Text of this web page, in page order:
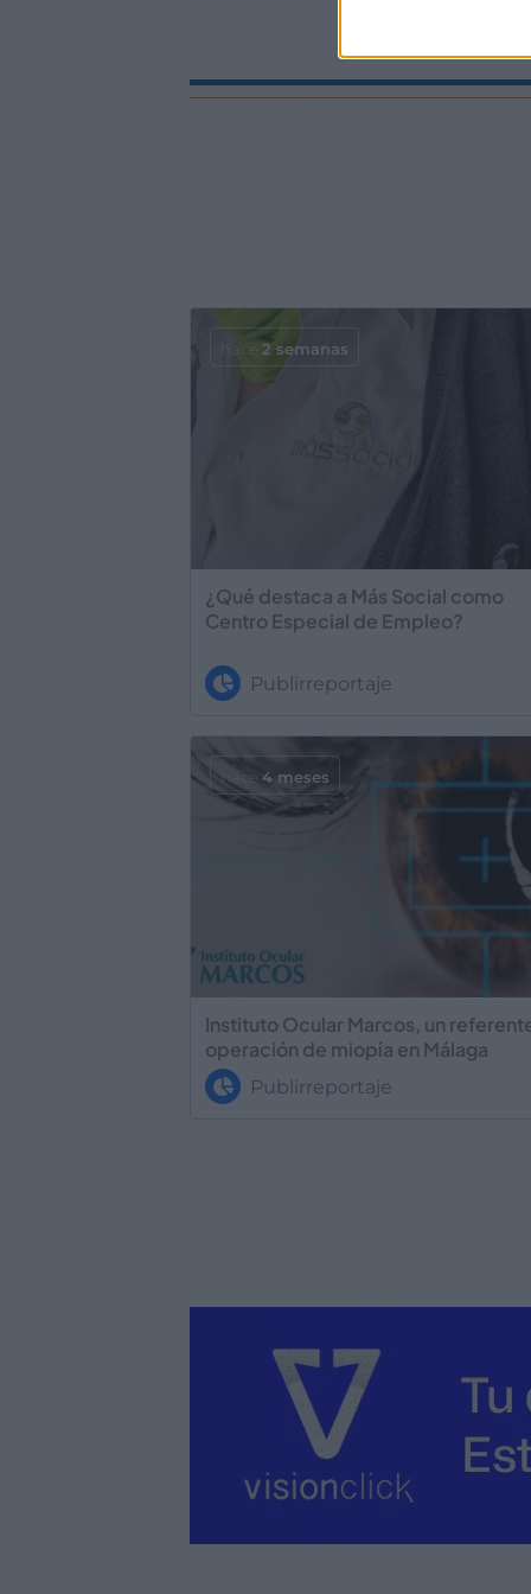
¿Qué destaca a Más Social como
Centro Especial de Empleo?
Publirreportaje
hace2 semanas
Instituto Ocular Marcos, un
operación de miopía en Málaga
Publirreportaje
hace4 meses